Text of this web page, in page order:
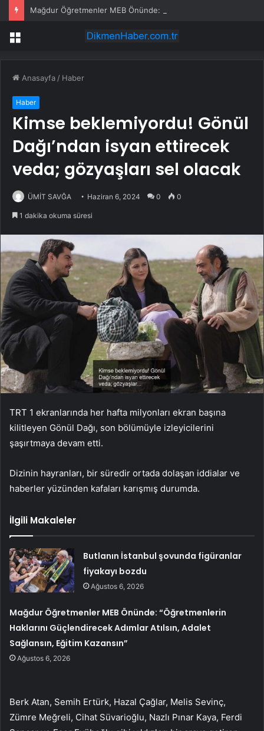
Menü
Anasayfa / Haber
Haber
Kimse beklemiyordu! Gönül
Dağı’ndan isyan ettirecek
veda; gözyaşları sel olacak
ÜMİT SAVĞA Haziran 6, 2024 0 0
1 dakika okuma süresi
TRT 1 ekranlarında her hafta milyonları ekran başına
kilitleyen Gönül Dağı, son bölümüyle izleyicilerini
şaşırtmaya devam etti.
Dizinin hayranları, bir süredir ortada dolaşan iddialar ve
haberler yüzünden kafaları karışmış durumda.
İlgili Makaleler
Butlanın İstanbul şovunda figüranlar
fiyakayı bozdu
Ağustos 6, 2026
Mağdur Öğretmenler MEB Önünde: “Öğretmenlerin
Haklarını Güçlendirecek Adımlar Atılsın, Adalet
Sağlansın, Eğitim Kazansın”
Ağustos 6, 2026
Berk Atan, Semih Ertürk, Hazal Çağlar, Melis Sevinç,
Zümre Meğreli, Cihat Süvarioğlu, Nazlı Pınar Kaya, Ferdi